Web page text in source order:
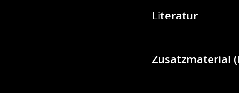
Literatur
Zusatzmaterial